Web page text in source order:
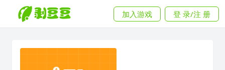
加入游戏 登 录/注 册